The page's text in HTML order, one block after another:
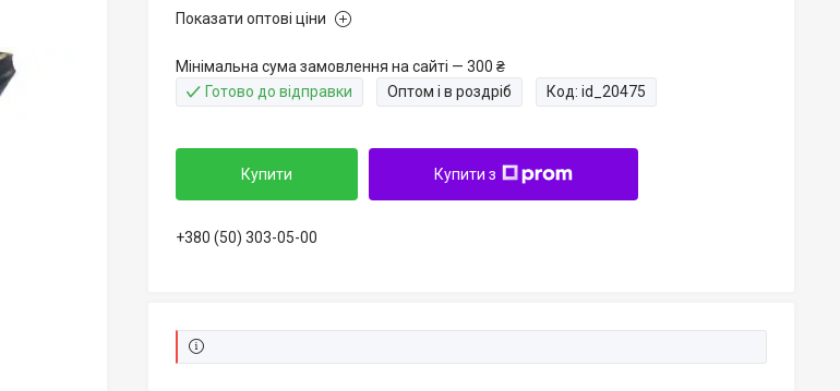
Показати оптові ціни
Мінімальна сума замовлення на сайті — 300 ₴
Готово до відправки
Оптом і в роздріб Код: id_20475
Купити Купити з
+380 (50) 303-05-00